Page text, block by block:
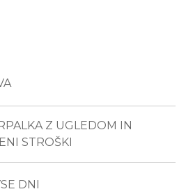
Z UGLEDOM IN
STROŠKI
DNI